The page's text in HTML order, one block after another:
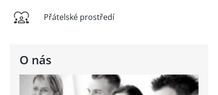
O nás
Přátelské prostředí